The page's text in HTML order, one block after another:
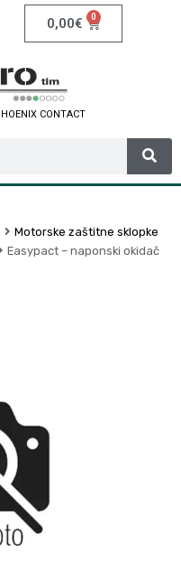
0,00€ 0
HOENIX CONTACT
Motorske zaštitne sklopke
Easypact – naponski okidač